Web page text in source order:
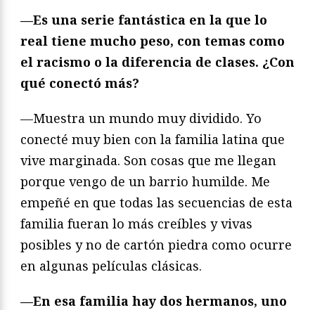
—Es una serie fantástica en la que lo
real tiene mucho peso, con temas como
el racismo o la diferencia de clases. ¿Con
qué conectó más?
—Muestra un mundo muy dividido. Yo
conecté muy bien con la familia latina que
vive marginada. Son cosas que me llegan
porque vengo de un barrio humilde. Me
empeñé en que todas las secuencias de esta
familia fueran lo más creíbles y vivas
posibles y no de cartón piedra como ocurre
en algunas películas clásicas.
—En esa familia hay dos hermanos, uno